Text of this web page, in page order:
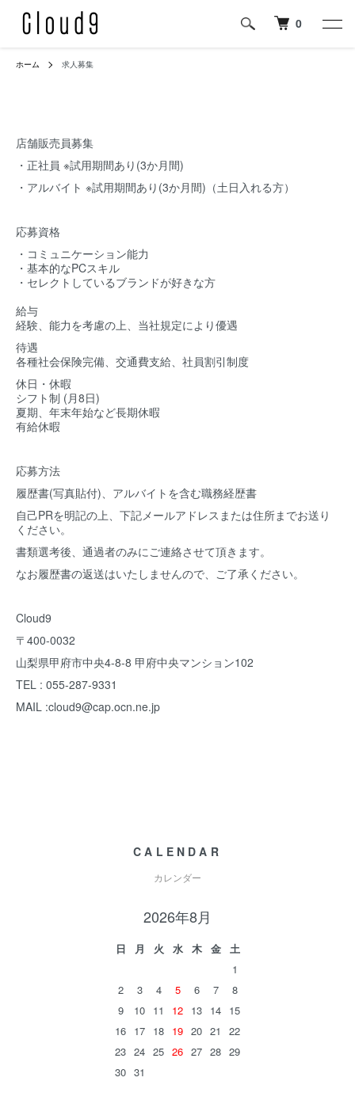
0
ホーム 求人募集
店舗販売員募集
・正社員 ※試用期間あり(3か月間)
・アルバイト ※試用期間あり(3か月間)（土日入れる方）
応募資格
・コミュニケーション能力
・基本的なPCスキル
・セレクトしているブランドが好きな方
給与
経験、能力を考慮の上、当社規定により優遇
待遇
各種社会保険完備、交通費支給、社員割引制度
休日・休暇
シフト制 (月8日)
夏期、年末年始など長期休暇
有給休暇
応募方法
履歴書(写真貼付)、アルバイトを含む職務経歴書
自己PRを明記の上、下記メールアドレスまたは住所までお送り
ください。
書類選考後、通過者のみにご連絡させて頂きます。
なお履歴書の返送はいたしませんので、ご了承ください。
Cloud9
〒400-0032
山梨県甲府市中央4-8-8 甲府中央マンション102
TEL : 055-287-9331
MAIL :cloud9@cap.ocn.ne.jp
CALENDAR
カレンダー
2026年8月
日 月 火 水 木 金
土
1
2
3 4 5 6 7
8
9
10 11 12 13 14 15
16 17 18 19 20 21
22
23 24 25 26 27 28 29
30 31